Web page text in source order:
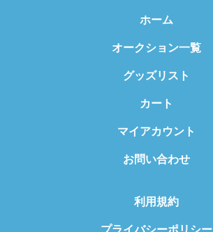
ホーム
オークション一覧
グッズリスト
カート
マイアカウント
お問い合わせ
利用規約